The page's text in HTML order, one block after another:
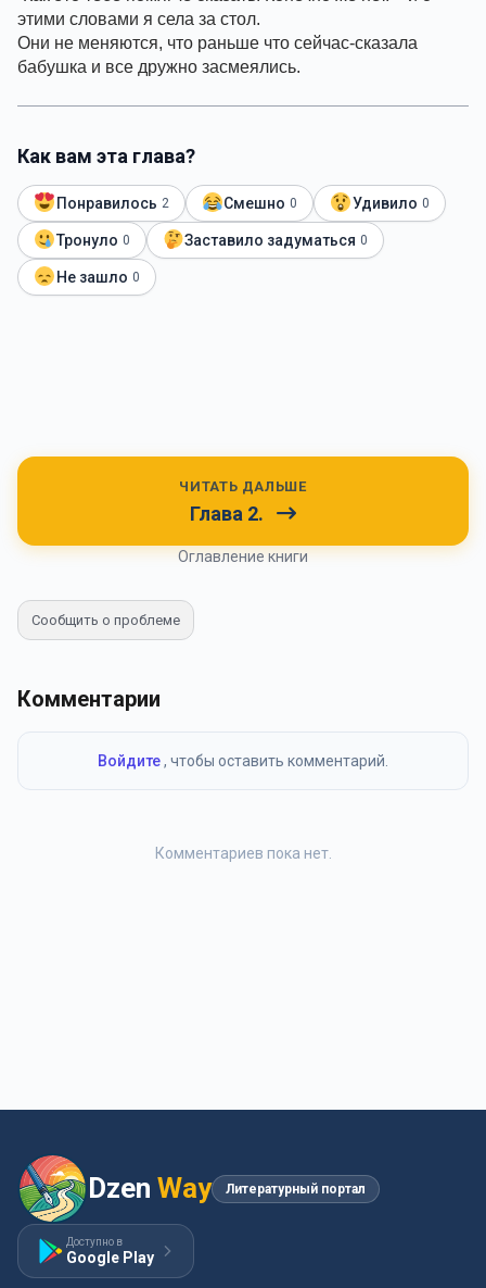
этими словами я села за стол.
Они не меняются, что раньше что сейчас-сказала
бабушка и все дружно засмеялись.
Как вам эта глава?
Понравилось 2 Смешно 0 Удивило 0
Тронуло 0 Заставило задуматься 0
Не зашло 0
ЧИТАТЬ ДАЛЬШЕ
Глава 2.
Оглавление книги
Сообщить о проблеме
Комментарии
Войдите, чтобы оставить комментарий.
Комментариев пока нет.
Dzen Way Литературный портал
Доступно в
Google Play